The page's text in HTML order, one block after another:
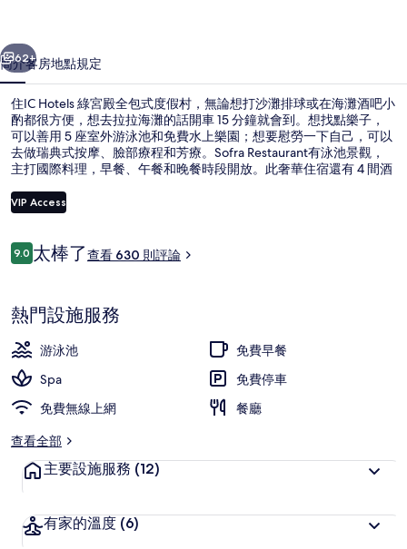
式
度
假
村
的
相
集
個 下一個
62+
簡介客房地點規定
住IC Hotels 綠宮殿全包式度假村，無論想打沙灘排球或在海灘酒吧小
酌都很方便，想去拉拉海灘的話開車 15 分鐘就會到。想找點樂子，
可以善用 5 座室外游泳池和免費水上樂園；想要慰勞一下自己，可以
去做瑞典式按摩、臉部療程和芳療。Sofra Restaurant有泳池景觀，
主打國際料理，早餐、午餐和晚餐時段開放。此奢華住宿還有 4 間酒
員工讚不絕口。
VIP Access
評
論
9.09.0 分，滿分 10 分，
太棒了查看 630 則評論
熱門設施服務
游泳池
免費早餐
Spa
免費停車
免費無線上網
餐廳
查看全部
主要設施服務 (12)
有家的溫度 (6)